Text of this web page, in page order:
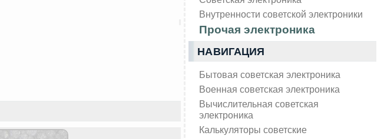
Внутренности советской электроники
Прочая электроника
НАВИГАЦИЯ
Бытовая советская электроника
Военная советская электроника
Вычислительная советская
электроника
Калькуляторы советские